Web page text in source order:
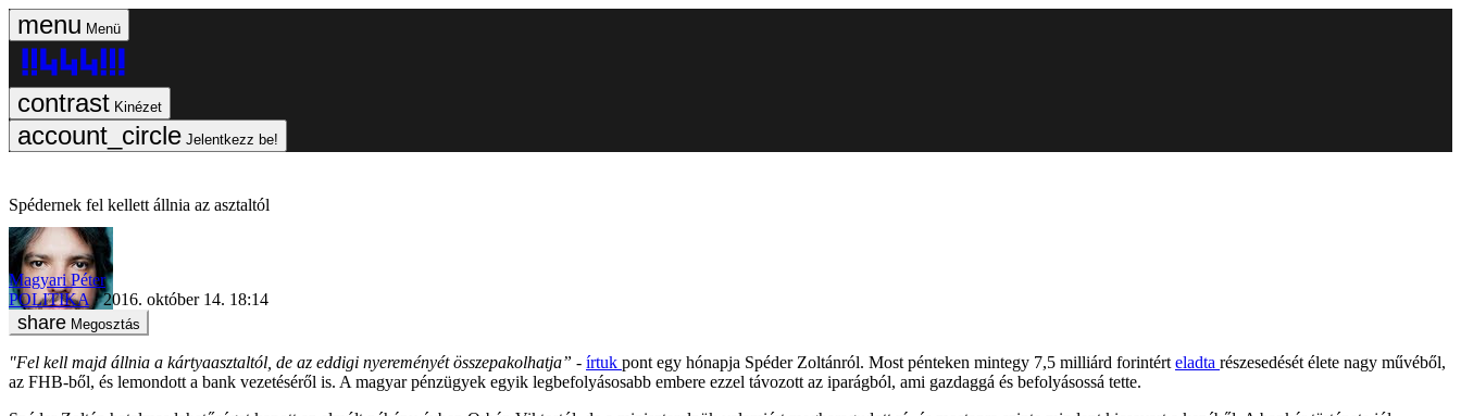
Menü
Kinézet
Jelentkezz be!
Spédernek fel kellett állnia az asztaltól
Magyari Péter
POLITIKA
2016. október 14. 18:14
Megosztás
"Fel kell majd állnia a kártyaasztaltól, de az eddigi nyereményét összepakolhatja” - írtuk pont egy hónapja Spéder Zoltánról. Most pénteken mintegy 7,5 milliárd forintért eladta részesedését élete nagy művéből,
az FHB-ből, és lemondott a bank vezetéséről is. A magyar pénzügyek egyik legbefolyásosabb embere ezzel távozott az iparágból, ami gazdaggá és befolyásossá tette.